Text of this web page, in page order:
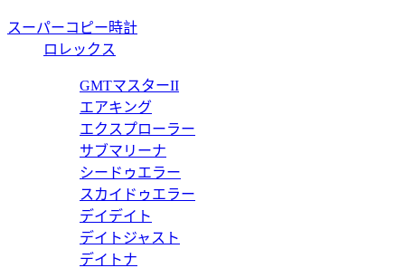
ー デイト 126618LN 【2022年新作】
ー デイト 116659SABR 【2020年新作】
スーパーコピー時計
ロレックス
GMTマスターII
エアキング
エクスプローラー
サブマリーナ
シードゥエラー
スカイドゥエラー
デイデイト
デイトジャスト
デイトナ